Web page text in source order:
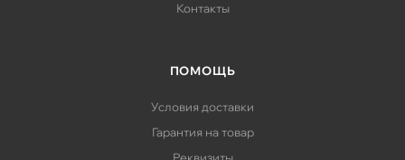
Контакты
ПОМОЩЬ
Условия доставки
Гарантия на товар